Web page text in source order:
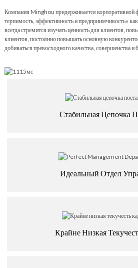
Компания Minghou придерживается корпоративной
терпимость, эффективность и предприимчивость»
всегда стремится изучать ценность для клиентов,
клиентов, постоянно повышать основную
добиваться превосходного качества, совершенства и
Стабильная Цепочка
Идеальный Отдел
Крайне Низкая